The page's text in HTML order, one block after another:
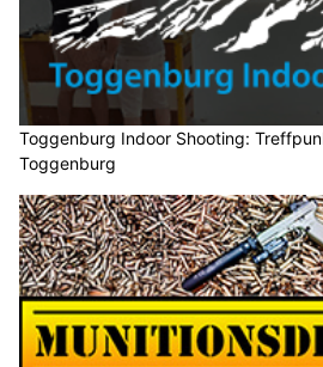
Toggenburg Indoor Shooting:
Toggenburg